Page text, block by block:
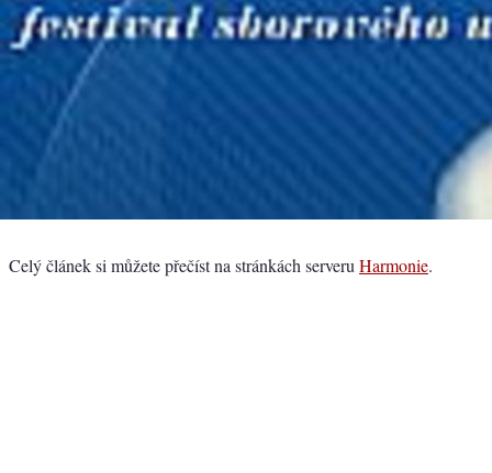
Celý článek si můžete přečíst na stránkách serveru Harmonie.